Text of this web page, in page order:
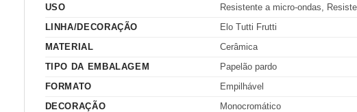
USO
Resistente a micro-ondas,
LINHA/DECORAÇÃO
Elo Tutti Frutti
MATERIAL
Cerâmica
TIPO DA EMBALAGEM
Papelão pardo
FORMATO
Empilhável
DECORAÇÃO
Monocromático